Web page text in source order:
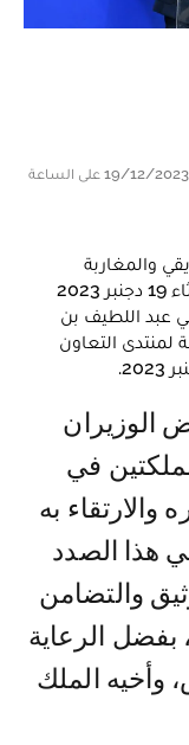
في 19/12/2023 على الساعة 20:00, تحديث بتاريخ 19/12/2023 على الساعة
والمغاربة
المقيمين بالخارج، ناصر بوريطة، اليوم الثلاثاء 19 دجنبر 2023
عبد اللطيف بن
لمنتدى التعاون
في
به
هذا الصدد
والتضامن
بفضل الرعاية
وأخيه الملك